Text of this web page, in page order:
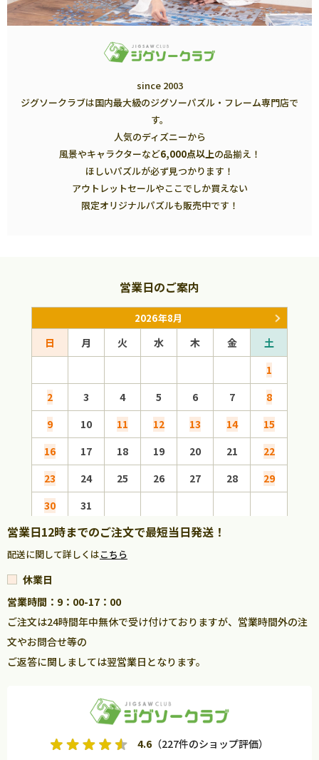
since 2003
ジグソークラブは国内最大級のジグソーパズル・フレーム専門店で
す。
人気のディズニーから
風景やキャラクターなど6,000点以上の品揃え！
ほしいパズルが必ず見つかります！
アウトレットセールやここでしか買えない
限定オリジナルパズルも販売中です！
営業日のご案内
2026年8月
日 月 火 水 木 金
土
1
2
3 4 5 6 7
8
9
10 11 12 13 14
15
16
17 18 19 20 21
22
23
24 25 26 27 28
29
30
31
営業日12時までのご注文で最短当日発送！
配送に関して詳しくはこちら
休業日
営業時間：9：00-17：00
ご注文は24時間年中無休で受け付けておりますが、営業時間外の注
文やお問合せ等の
ご返答に関しましては翌営業日となります。
4.6 （227件のショップ評価）